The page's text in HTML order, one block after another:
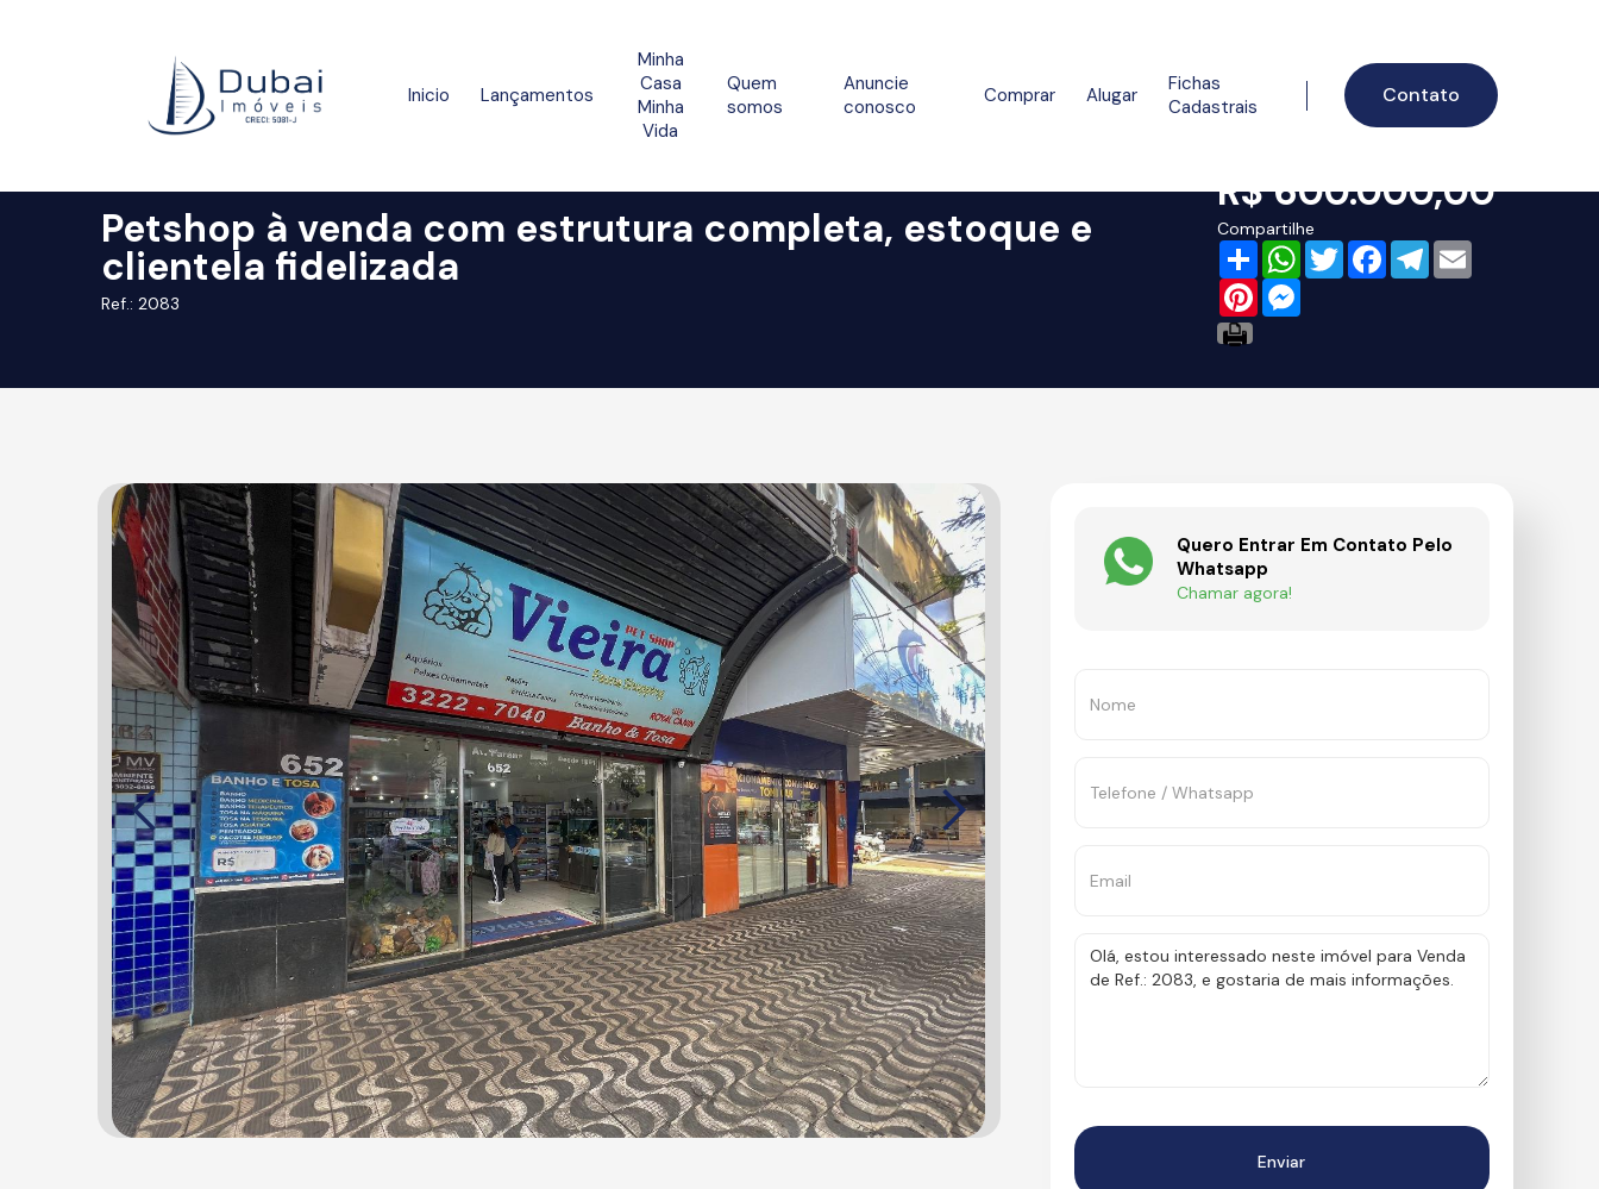
Inicio Lançamentos
Minha
Casa
Minha
Vida
Quem
somos
Anuncie
conosco
Comprar Alugar
Fichas
Cadastrais
Contato
Petshop à venda com estrutura completa, estoque e
clientela fidelizada
Ref.: 2083
R$ 600.000,00
Compartilhe
ShareWhatsApp
TwitterFacebook
TelegramEmail
PinterestMessenger
Quero Entrar Em Contato Pelo
Whatsapp
Chamar agora!